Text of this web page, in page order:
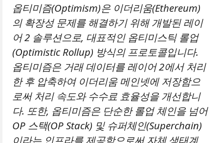
옵티미즘(Optimism)은 이더리움(Ethereum)
의 확장성 문제를 해결하기 위해 개발된 레이
어 2 솔루션으로, 대표적인 옵티미스틱 롤업
(Optimistic Rollup) 방식의 프로토콜입니다.
옵티미즘은 거래 데이터를 레이어 2에서 처리
한 후 압축하여 이더리움 메인넷에 저장함으
로써 처리 속도와 수수료 효율성을 개선합니
다. 또한, 옵티미즘은 단순한 롤업 체인을 넘어
OP 스택(OP Stack) 및 슈퍼체인(Superchain)
이라는 인프라를 제공함으로써 자체 생태계